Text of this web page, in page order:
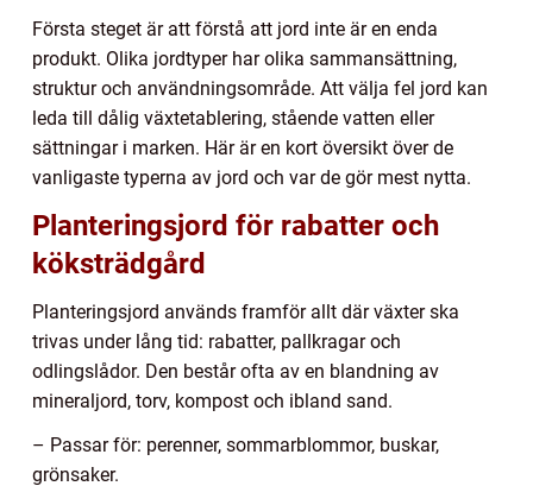
Första steget är att förstå att jord inte är en enda
produkt. Olika jordtyper har olika sammansättning,
struktur och användningsområde. Att välja fel jord kan
leda till dålig växtetablering, stående vatten eller
sättningar i marken. Här är en kort översikt över de
vanligaste typerna av jord och var de gör mest nytta.
Planteringsjord för rabatter och
köksträdgård
Planteringsjord används framför allt där växter ska
trivas under lång tid: rabatter, pallkragar och
odlingslådor. Den består ofta av en blandning av
mineraljord, torv, kompost och ibland sand.
– Passar för: perenner, sommarblommor, buskar,
grönsaker.